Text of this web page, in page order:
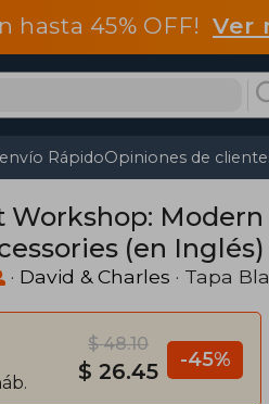
hasta 45% OFF!Ver
RápidoOpiniones de
Workshop:
(en Inglés)
· David & Charles · Tapa
$ 48.10
$ 26.45 -45%